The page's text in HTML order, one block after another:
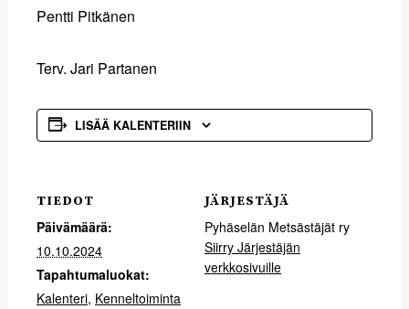
Pentti Pitkänen
Terv. Jari Partanen
LISÄÄ KALENTERIIN
TIEDOT
Päivämäärä:
10.10.2024
Tapahtumaluokat:
Kalenteri, Kenneltoiminta
JÄRJESTÄJÄ
Pyhäselän Metsästäjät ry
Siirry Järjestäjän
verkkosivuille